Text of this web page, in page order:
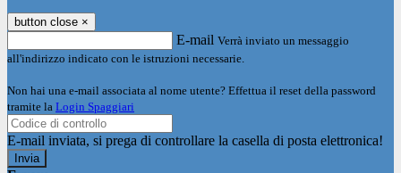
button close ×
E-mail Verrà inviato un messaggio
all'indirizzo indicato con le istruzioni necessarie.
Non hai una e-mail associata al nome utente? Effettua il reset della password
tramite la Login Spaggiari
E-mail inviata, si prega di controllare la casella di posta elettronica!